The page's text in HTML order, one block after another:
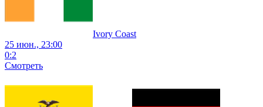
Ivory Coast
25 июн., 23:00
0:2
Смотреть